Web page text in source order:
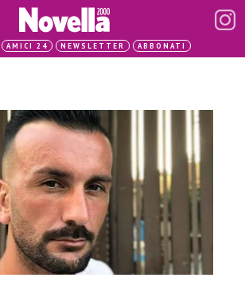
AMICI 24 NEWSLETTER ABBONATI